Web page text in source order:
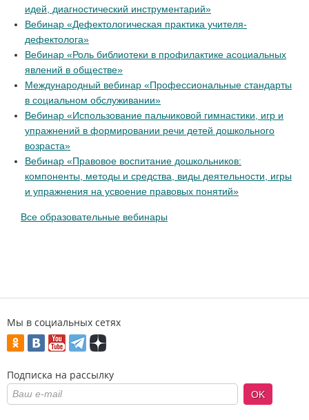
идей, диагностический инструментарий»
Вебинар «Дефектологическая практика учителя-
дефектолога»
Вебинар «Роль библиотеки в профилактике асоциальных
явлений в обществе»
Международный вебинар «Профессиональные стандарты
в социальном обслуживании»
Вебинар «Использование пальчиковой гимнастики, игр и
упражнений в формировании речи детей дошкольного
возраста»
Вебинар «Правовое воспитание дошкольников:
компоненты, методы и средства, виды деятельности, игры
и упражнения на усвоение правовых понятий»
Все образовательные вебинары
Мы в социальных сетях
Подписка на рассылку
OK